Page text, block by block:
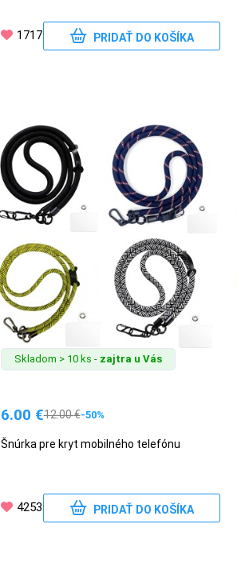
1717 PRIDAŤ DO KOŠÍKA
Skladom > 10 ks - zajtra u Vás
6.00 €12.00€-50%
Šnúrka pre kryt mobilného telefónu
4253 PRIDAŤ DO KOŠÍKA